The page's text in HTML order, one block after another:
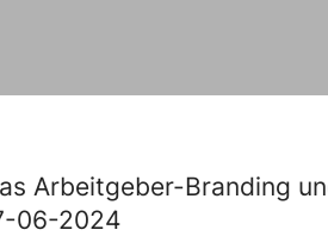
Arbeitgeber-Branding
06-2024